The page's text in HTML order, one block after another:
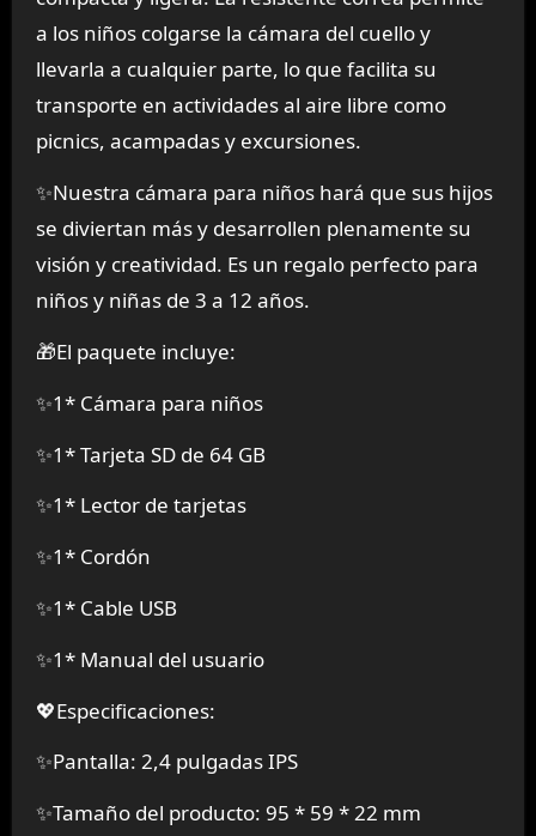
a los niños colgarse la cámara del cuello y
llevarla a cualquier parte, lo que facilita su
transporte en actividades al aire libre como
picnics, acampadas y excursiones.
✨️Nuestra cámara para niños hará que sus hijos
se diviertan más y desarrollen plenamente su
visión y creatividad. Es un regalo perfecto para
niños y niñas de 3 a 12 años.
🎁El paquete incluye:
✨1* Cámara para niños
✨1* Tarjeta SD de 64 GB
✨1* Lector de tarjetas
✨1* Cordón
✨1* Cable USB
✨1* Manual del usuario
💖Especificaciones:
✨Pantalla: 2,4 pulgadas IPS
✨Tamaño del producto: 95 * 59 * 22 mm